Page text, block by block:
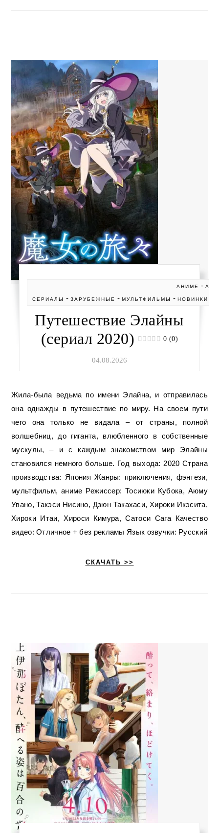
АНИМЕ -
СЕРИАЛЫ -ЗАРУБЕЖНЫЕ -МУЛЬТФИЛЬМЫ -НОВИНКИ
Путешествие Элайны
(сериал 2020)
0 (0)
04.08.2026
Жила-была ведьма по имени Элайна, и отправилась
она однажды в путешествие по миру. На своем пути
чего она только не видала – от страны, полной
волшебниц, до гиганта, влюбленного в собственные
мускулы, – и с каждым знакомством мир Элайны
становился немного больше. Год выхода: 2020 Страна
производства: Япония Жанры: приключения, фэнтези,
мультфильм, аниме Режиссер: Тосиюки Кубока, Аюму
Увано, Такэси Нисино, Дзюн Такахаси, Хироки Икэсита,
Хироки Итаи, Хироси Кимура, Сатоси Сага Качество
видео: Отличное + без рекламы Язык озвучки: Русский
СКАЧАТЬ >>